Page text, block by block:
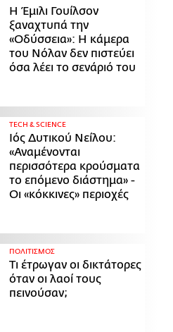
Η Έμιλι Γουίλσον
ξαναχτυπά την
«Οδύσσεια»: Η κάμερα
του Νόλαν δεν πιστεύει
όσα λέει το σενάριό του
ΤECH & SCIENCE
Ιός Δυτικού Νείλου:
«Αναμένονται
περισσότερα κρούσματα
το επόμενο διάστημα» -
Οι «κόκκινες» περιοχές
ΠΟΛΙΤΙΣΜΟΣ
Τι έτρωγαν οι δικτάτορες
όταν οι λαοί τους
πεινούσαν;